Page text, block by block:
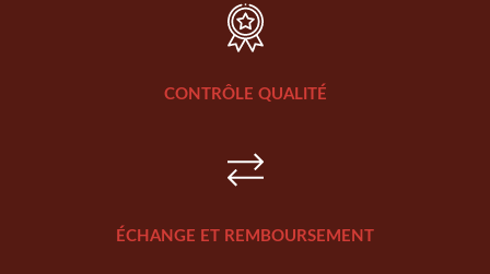
CONTRÔLE QUALITÉ
ÉCHANGE ET REMBOURSEMENT